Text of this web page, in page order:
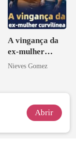
A vingança da
ex-mulher
curvilínea
Nieves Gomez
Abrir